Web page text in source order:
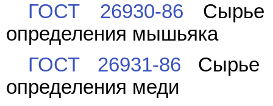
ГОСТ 26930-86 Сырье
определения мышьяка
ГОСТ 26931-86 Сырье
определения меди